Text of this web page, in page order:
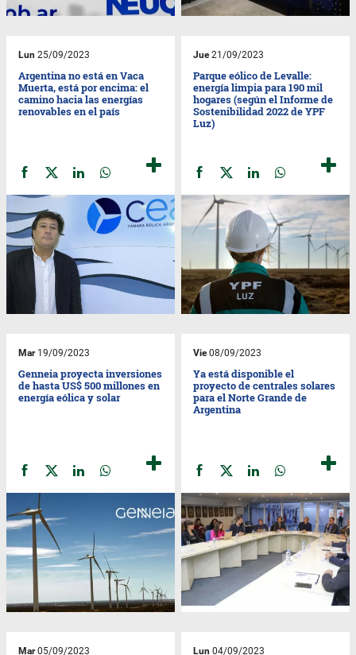
Lun 25/09/2023
Argentina no está en Vaca
Muerta, está por encima: el
camino hacia las energías
renovables en el país
Jue21/09/2023
Parque eólico de Levalle:
energía limpia para 190 mil
hogares (según el Informe de
Sostenibilidad 2022 de YPF
Luz)
Mar19/09/2023
Genneia proyecta inversiones
de hasta US$ 500 millones en
energía eólica y solar
Vie08/09/2023
Ya está disponible el
proyecto de centrales solares
para el Norte Grande de
Argentina
Mar05/09/2023 Lun 04/09/2023